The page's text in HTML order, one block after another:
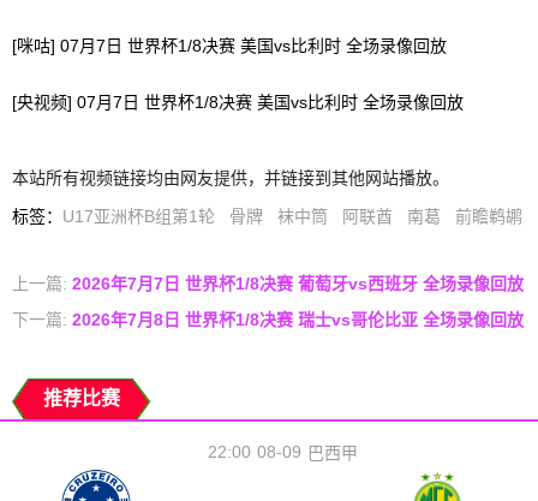
[咪咕] 07月7日 世界杯1/8决赛 美国vs比利时 全场录像回放
[央视频] 07月7日 世界杯1/8决赛 美国vs比利时 全场录像回放
本站所有视频链接均由网友提供，并链接到其他网站播放。
标签： U17亚洲杯B组第1轮 骨牌 袜中筒 阿联酋 南葛 前瞻鹈鹕
上一篇: 2026年7月7日 世界杯1/8决赛 葡萄牙vs西班牙 全场录像回放
下一篇: 2026年7月8日 世界杯1/8决赛 瑞士vs哥伦比亚 全场录像回放
推荐比赛
08-09
22:00 巴西甲